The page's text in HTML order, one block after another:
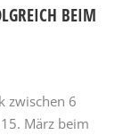
BEIM
zwischen 6
März beim